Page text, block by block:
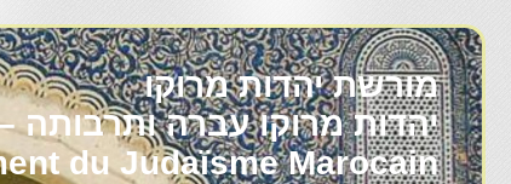
מורשת יהדות מרוקו
du Judaïsme Marocain